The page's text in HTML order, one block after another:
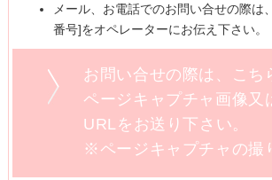
メール、お電話でのお問い合せの際は
番号]をオペレーターにお伝え下さい。
お問い合せの際は、こち
ページキャプチャ画像又
URLをお送り下さい。
※ページキャプチャの撮